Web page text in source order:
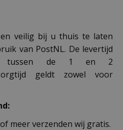
veilig bij u thuis te laten
van PostNL. De levertijd
tussen de 1 en 2
geldt zowel voor
meer verzenden wij gratis.